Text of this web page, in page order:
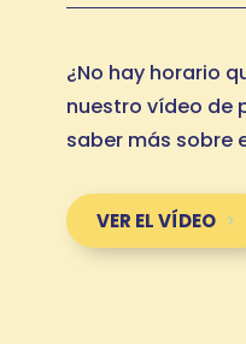
¿No hay horario
nuestro vídeo de
saber más sobre
VER EL VÍDEO